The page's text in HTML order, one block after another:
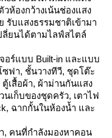
ห้องกว้างเน้นช่องแสง
รับแสงธรรมชาติเข้ามา
ลี่ยนได้ตามไลฟ์สไตล์
อร์แบบ Built-in และแบบ
ซฟา, ชั้นวางทีวี, ชุดโต๊ะ
เสื้อผ้า, ผ้าม่านกันแสง
นเก็บของชุดครัว, เตาไฟ
ฉากกั้นในห้องน้ำ และ
, คนที่กำลังมองหาคอน